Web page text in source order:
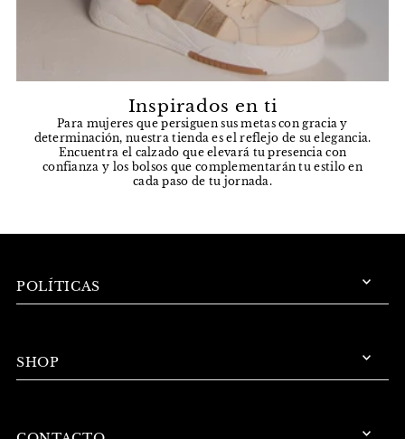
Inspirados en ti
Para mujeres que persiguen sus metas con gracia y
determinación, nuestra tienda es el reflejo de su elegancia.
Encuentra el calzado que elevará tu presencia con
confianza y los bolsos que complementarán tu estilo en
cada paso de tu jornada.
POLÍTICAS
SHOP